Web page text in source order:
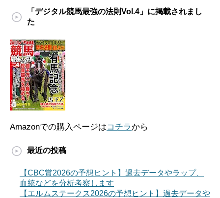
「デジタル競馬最強の法則Vol.4」に掲載されまし
た
Amazonでの購入ページはコチラ から
最近の投稿
【CBC賞2026の予想ヒント】過去データやラップ、
血統などを分析考察します
【エルムステークス2026の予想ヒント】過去データや